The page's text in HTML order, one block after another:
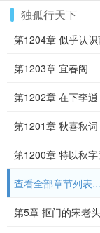
独孤行天下
第1204章 似乎认
第1203章 宜春阁
第1202章 在下李逍
第1201章 秋喜秋词
第1200章 特以秋字
查看全部章节列表
第5章 抠门的宋老头